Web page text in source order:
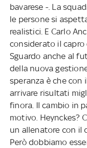
bavarese -. La
le persone si
realistici. E Carlo
considerato il
Sguardo anche al
della nuova
speranza è che con
arrivare risultati
finora. Il cambio in
motivo. Heynckes?
un allenatore con il
Però dobbiamo